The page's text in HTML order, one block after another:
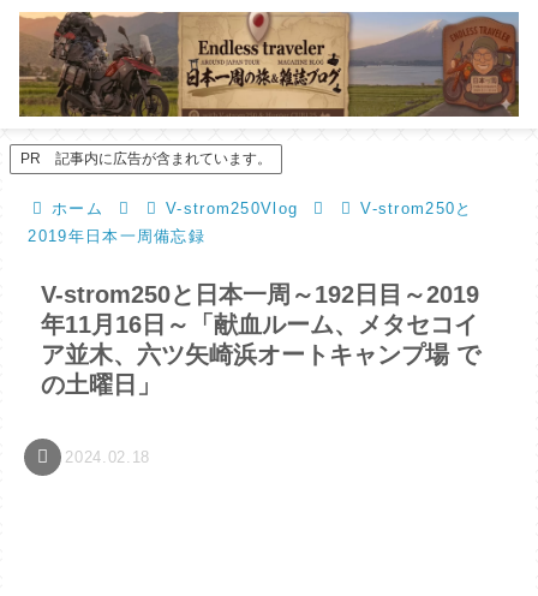
PR 記事内に広告が含まれています。
ホーム V-strom250Vlog
V-strom250と
2019年日本一周備忘録
V-strom250と日本一周～192日目～2019
年11月16日～「献血ルーム、メタセコイ
ア並木、六ツ矢崎浜オートキャンプ場 で
の土曜日」
2024.02.18